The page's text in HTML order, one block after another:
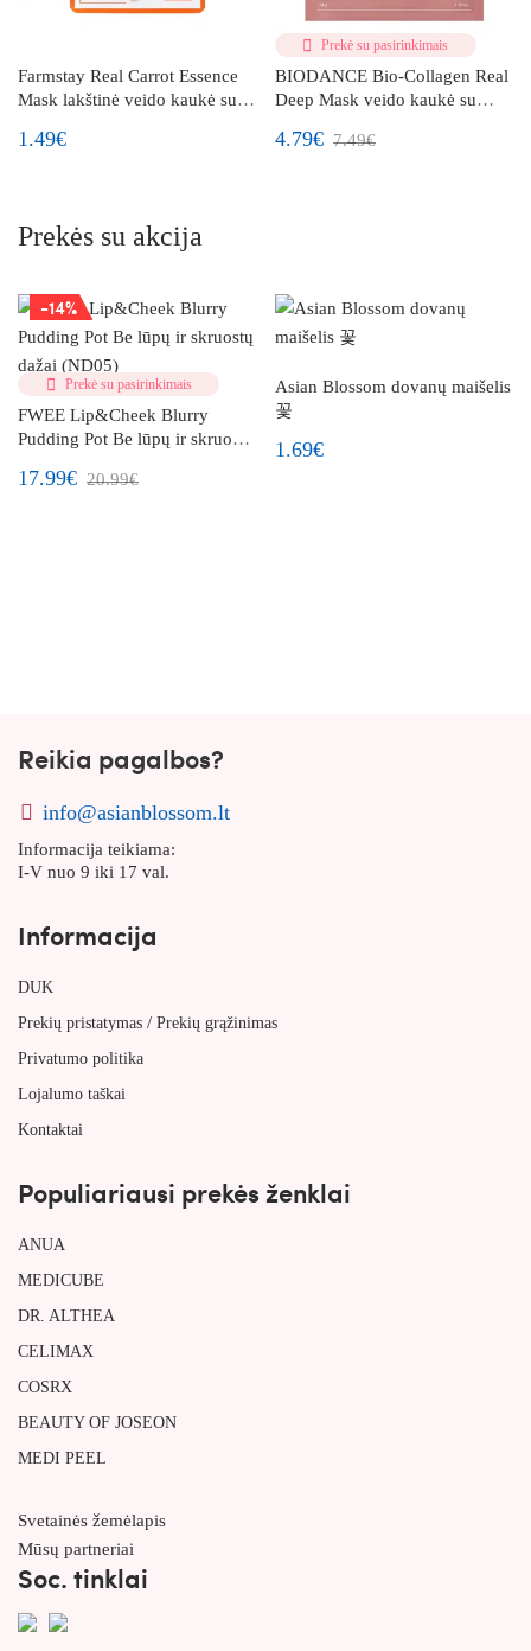
Farmstay Real Carrot Essence
Mask lakštinė veido kaukė su
1.49€
Prekė su pasirinkimais
BIODANCE Bio-Collagen Real
Deep Mask veido kaukė su
4.79€ 7.49€
Prekės su akcija
-14%
Prekė su pasirinkimais
FWEE Lip&Cheek Blurry
Pudding Pot Be lūpų ir skruostų
17.99€ 20.99€
Asian Blossom dovanų maišelis
꽃
1.69€
Reikia pagalbos?
info@asianblossom.lt
Informacija teikiama:
I-V nuo 9 iki 17 val.
Informacija
DUK
Prekių pristatymas / Prekių grąžinimas
Privatumo politika
Lojalumo taškai
Kontaktai
Populiariausi prekės ženklai
ANUA
MEDICUBE
DR. ALTHEA
CELIMAX
COSRX
BEAUTY OF JOSEON
MEDI PEEL
Svetainės žemėlapis
Mūsų partneriai
Soc. tinklai